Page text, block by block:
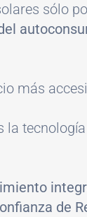
sólo
más
la
de